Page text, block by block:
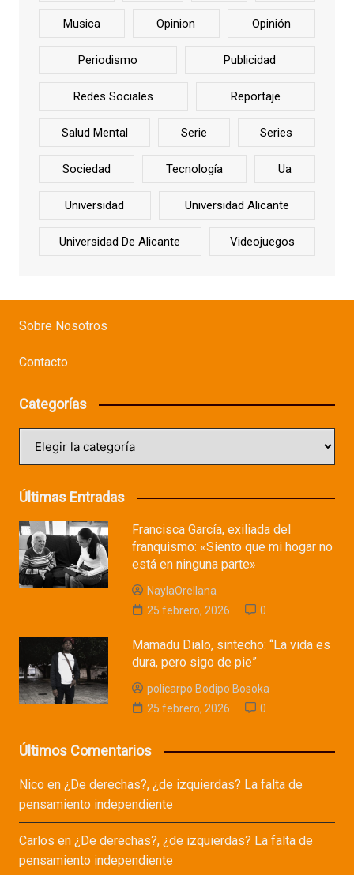
Musica Opinion Opinión
Periodismo Publicidad
Redes Sociales Reportaje
Salud Mental Serie Series
Sociedad Tecnología Ua
Universidad Universidad Alicante
Universidad De Alicante Videojuegos
Sobre Nosotros
Contacto
Categorías
Últimas Entradas
Francisca García, exiliada del
franquismo: «Siento que mi hogar no
está en ninguna parte»
NaylaOrellana
25 febrero, 2026
0
Mamadu Dialo, sintecho: “La vida es
dura, pero sigo de pie”
policarpo Bodipo Bosoka
25 febrero, 2026
0
Últimos Comentarios
Nicoen ¿De derechas?, ¿de izquierdas? La falta de
pensamiento independiente
Carlos en ¿De derechas?, ¿de izquierdas? La falta de
pensamiento independiente